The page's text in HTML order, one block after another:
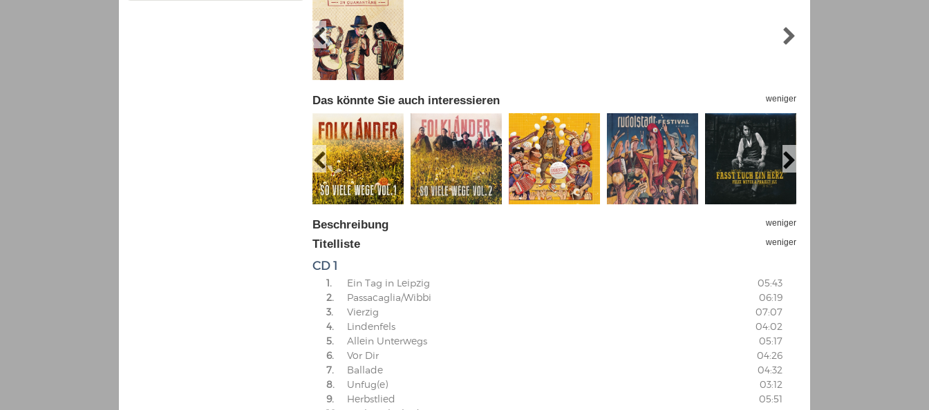
Das könnte Sie auch interessieren weniger
Beschreibung weniger
Titelliste weniger
CD 1
1. Ein Tag in Leipzig
05:43
2.
Passacaglia/Wibbi
06:19
3.
Vierzig
07:07
4.
Lindenfels
04:02
5.
Allein Unterwegs
05:17
6.
Vor Dir
04:26
7.
Ballade
04:32
8.
Unfug(e)
03:12
9.
Herbstlied
05:51